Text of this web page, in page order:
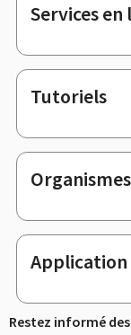
Services
Tutoriels
Organismes
Restez informé